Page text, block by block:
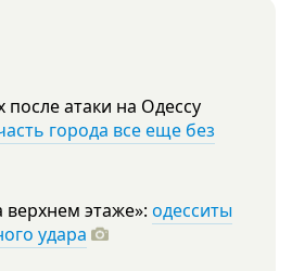
атаки на Одессу
города все еще без
этаже»: одесситы
удара